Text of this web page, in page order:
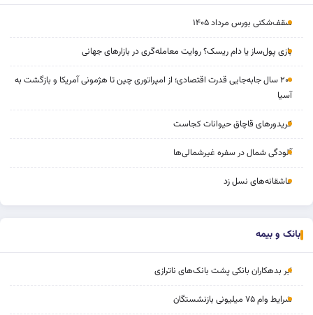
سقف‌شکنی بورس مرداد ۱۴۰۵
بازی پول‌ساز یا دام ریسک؟ روایت معامله‌گری در بازارهای جهانی
۲۰۰ سال جابه‌جایی قدرت اقتصادی؛ از امپراتوری چین تا هژمونی آمریکا و بازگشت به
آسیا
کریدورهای قاچاق حیوانات کجاست
آلودگی شمال در سفره غیرشمالی‌ها
عاشقانه‌های نسل زد
بانک و بیمه
ابر بدهکاران بانکی پشت بانک‌های ناترازی
شرایط وام ۷۵ میلیونی بازنشستگان